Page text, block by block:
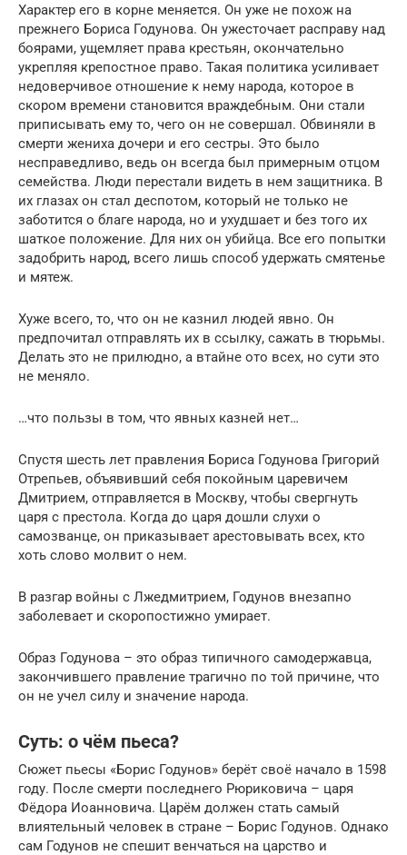
Характер его в корне меняется. Он уже не похож на
прежнего Бориса Годунова. Он ужесточает расправу над
боярами, ущемляет права крестьян, окончательно
укрепляя крепостное право. Такая политика усиливает
недоверчивое отношение к нему народа, которое в
скором времени становится враждебным. Они стали
приписывать ему то, чего он не совершал. Обвиняли в
смерти жениха дочери и его сестры. Это было
несправедливо, ведь он всегда был примерным отцом
семейства. Люди перестали видеть в нем защитника. В
их глазах он стал деспотом, который не только не
заботится о благе народа, но и ухудшает и без того их
шаткое положение. Для них он убийца. Все его попытки
задобрить народ, всего лишь способ удержать смятенье
и мятеж.
Хуже всего, то, что он не казнил людей явно. Он
предпочитал отправлять их в ссылку, сажать в тюрьмы.
Делать это не прилюдно, а втайне ото всех, но сути это
не меняло.
…что пользы в том, что явных казней нет…
Спустя шесть лет правления Бориса Годунова Григорий
Отрепьев, объявивший себя покойным царевичем
Дмитрием, отправляется в Москву, чтобы свергнуть
царя с престола. Когда до царя дошли слухи о
самозванце, он приказывает арестовывать всех, кто
хоть слово молвит о нем.
В разгар войны с Лжедмитрием, Годунов внезапно
заболевает и скоропостижно умирает.
Образ Годунова – это образ типичного самодержавца,
закончившего правление трагично по той причине, что
он не учел силу и значение народа.
Суть: о чём пьеса?
Сюжет пьесы «Борис Годунов» берёт своё начало в 1598
году. После смерти последнего Рюриковича – царя
Фёдора Иоанновича. Царём должен стать самый
влиятельный человек в стране – Борис Годунов. Однако
сам Годунов не спешит венчаться на царство и